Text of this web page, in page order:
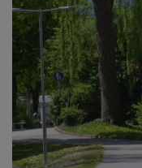
Nov 2026
Dez 2026
Jan 2027
Feb 2027
Mär 2027
Apr 2027
Mai 2027
Jun 2027